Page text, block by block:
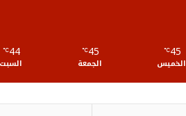
45
℃
الخميس
45
℃
الجمعة
44
℃
السبت